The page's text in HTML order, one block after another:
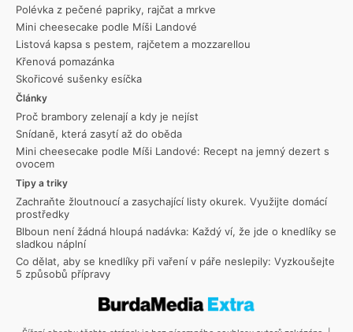
Polévka z pečené papriky, rajčat a mrkve
Mini cheesecake podle Míši Landové
Listová kapsa s pestem, rajčetem a mozzarellou
Křenová pomazánka
Skořicové sušenky esíčka
Články
Proč brambory zelenají a kdy je nejíst
Snídaně, která zasytí až do oběda
Mini cheesecake podle Míši Landové: Recept na jemný dezert s
ovocem
Tipy a triky
Zachraňte žloutnoucí a zasychající listy okurek. Využijte domácí
prostředky
Blboun není žádná hloupá nadávka: Každý ví, že jde o knedlíky se
sladkou náplní
Co dělat, aby se knedlíky při vaření v páře neslepily: Vyzkoušejte
5 způsobů přípravy